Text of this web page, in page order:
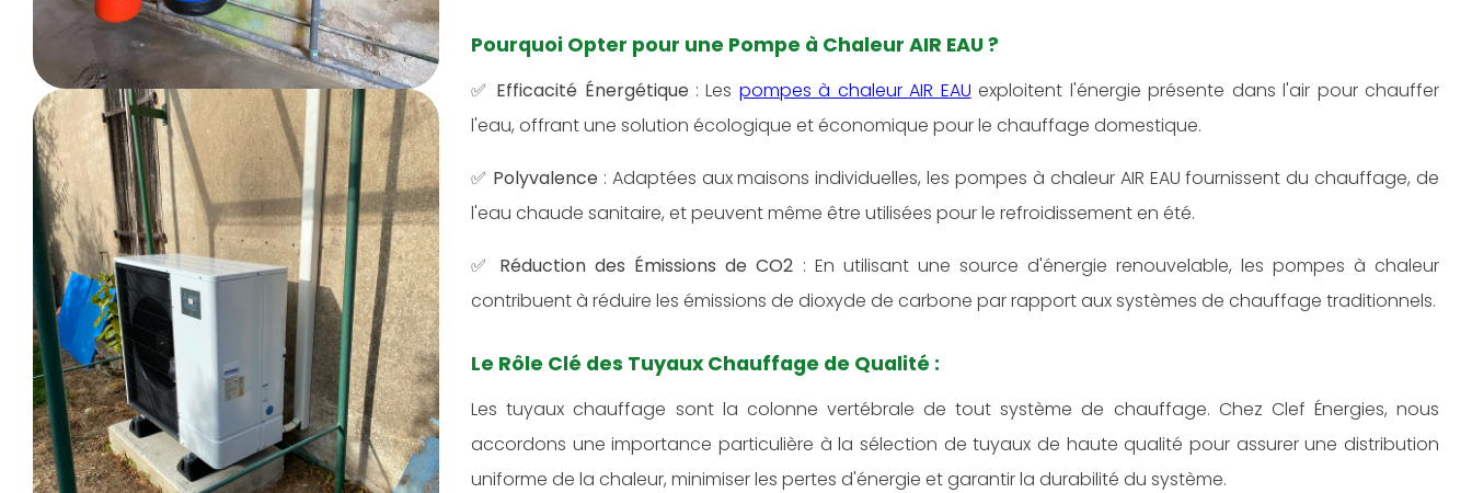
Pourquoi Opter pour une Pompe à Chaleur AIR EAU ?
✅ Efficacité Énergétique : Les pompes à chaleur AIR EAU exploitent l'énergie présente dans l'air pour chauffer
l'eau, offrant une solution écologique et économique pour le chauffage domestique.
✅ Polyvalence : Adaptées aux maisons individuelles, les pompes à chaleur AIR EAU fournissent du chauffage, de
l'eau chaude sanitaire, et peuvent même être utilisées pour le refroidissement en été.
✅ Réduction des Émissions de CO2 : En utilisant une source d'énergie renouvelable, les pompes à chaleur
contribuent à réduire les émissions de dioxyde de carbone par rapport aux systèmes de chauffage traditionnels.
Le Rôle Clé des Tuyaux Chauffage de Qualité :
Les tuyaux chauffage sont la colonne vertébrale de tout système de chauffage. Chez Clef Énergies, nous
accordons une importance particulière à la sélection de tuyaux de haute qualité pour assurer une distribution
uniforme de la chaleur, minimiser les pertes d'énergie et garantir la durabilité du système.